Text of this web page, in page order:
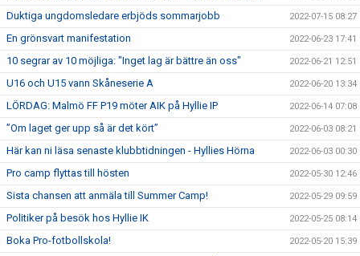
Duktiga ungdomsledare erbjöds sommarjobb 2022-07-15 08:27
En grönsvart manifestation 2022-06-23 17:41
10 segrar av 10 möjliga: "Inget lag är bättre än oss" 2022-06-21 12:51
U16 och U15 vann Skåneserie A 2022-06-20 13:34
LÖRDAG: Malmö FF P19 möter AIK på Hyllie IP 2022-06-14 07:08
”Om laget ger upp så är det kört” 2022-06-03 08:21
Här kan ni läsa senaste klubbtidningen - Hyllies Hörna 2022-06-03 00:30
Pro camp flyttas till hösten 2022-05-30 12:46
Sista chansen att anmäla till Summer Camp! 2022-05-29 09:59
Politiker på besök hos Hyllie IK 2022-05-25 08:14
Boka Pro-fotbollskola! 2022-05-20 15:39